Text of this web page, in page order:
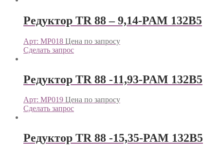
Редуктор TR 88 – 9,14-PAM 132B5
Арт: МР018 Цена по запросу
Сделать запрос
Редуктор TR 88 -11,93-PAM 132B5
Арт: МР019 Цена по запросу
Сделать запрос
Редуктор TR 88 -15,35-PAM 132B5